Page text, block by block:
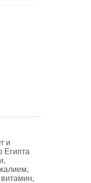
и
Египта